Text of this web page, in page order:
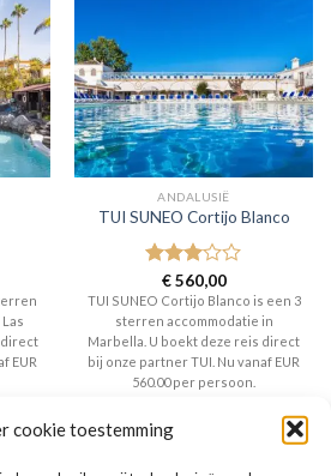
cookie toestemming
direct
EUR
ANDALUSIË
TUI SUNEO Cortijo Blanco
Gewaardeerd
3uit 5
€560,00
TUI SUNEO Cortijo Blanco is een 3
sterren accommodatie in
Marbella. U boekt deze reis direct
bij onze partner TUI. Nu vanaf EUR
560.00 per persoon.
PRIJZEN EN BOEKEN